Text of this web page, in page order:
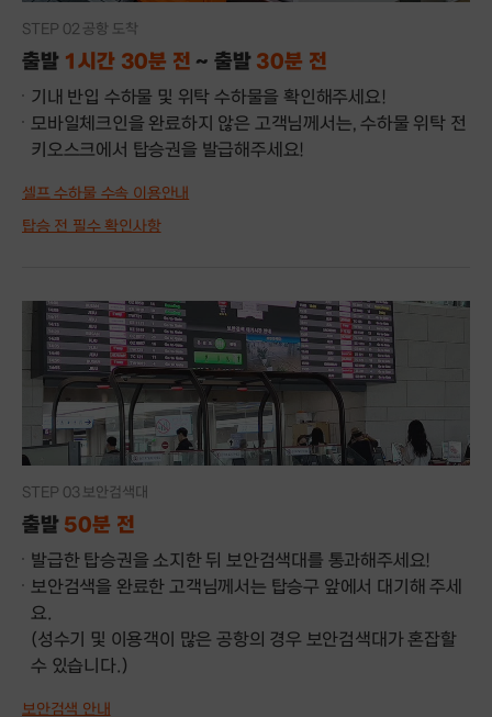
STEP 02 공항 도착
출발 1시간 30분 전 ~ 출발 30분 전
기내 반입 수하물 및 위탁 수하물을 확인해주세요!
모바일체크인을 완료하지 않은 고객님께서는, 수하물 위탁 전
키오스크에서 탑승권을 발급해주세요!
셀프 수하물 수속 이용안내
탑승 전 필수 확인사항
STEP 03 보안검색대
출발 50분 전
발급한 탑승권을 소지한 뒤 보안검색대를 통과해주세요!
보안검색을 완료한 고객님께서는 탑승구 앞에서 대기해 주세
요.
(성수기 및 이용객이 많은 공항의 경우 보안검색대가 혼잡할
수 있습니다.)
보안검색 안내